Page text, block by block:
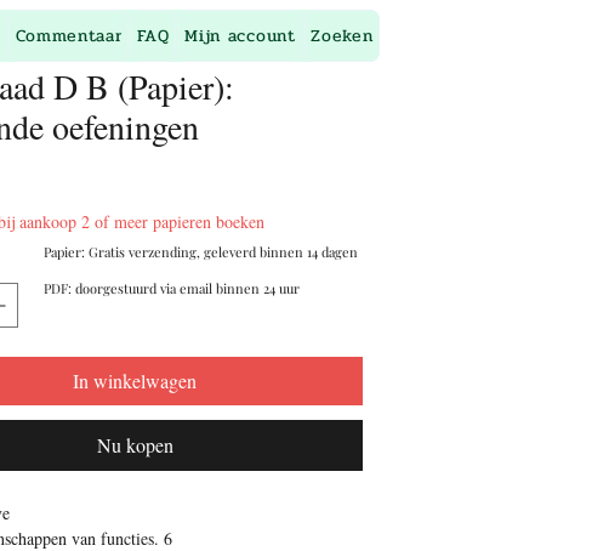
Commentaar FAQ Mijn account Zoeken
D B (Papier):
oefeningen
aankoop 2 of meer papieren boeken
In winkelwagen
Nu kopen
van functies. 6
Papier: Gratis verzending, geleverd binnen 14 dagen
PDF: doorgestuurd via email binnen 24 uur